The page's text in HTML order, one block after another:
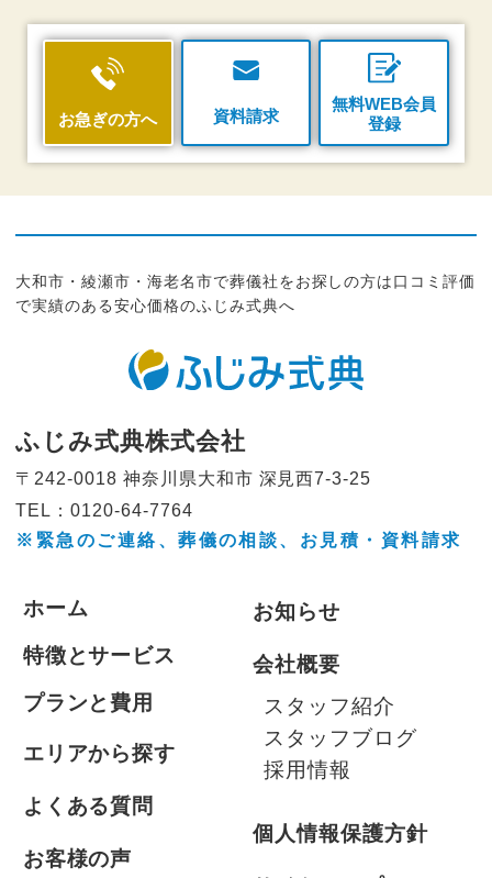
お急ぎの方へ 資料請求
無料WEB会員
登録
大和市・綾瀬市・海老名市で葬儀社をお探しの方は口コミ評価
で実績のある安心価格のふじみ式典へ
ふじみ式典株式会社
〒242-0018 神奈川県大和市 深見西7-3-25
TEL：0120-64-7764
※緊急のご連絡、葬儀の相談、 お見積・資料請求
ホーム
特徴とサービス
プランと費用
エリアから探す
よくある質問
お客様の声
お知らせ
会社概要
スタッフ紹介
スタッフブログ
採用情報
個人情報保護方針